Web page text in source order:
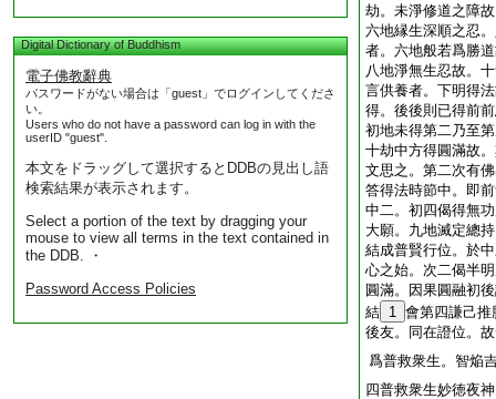
Digital Dictionary of Buddhism
電子佛教辭典
パスワードがない場合は「guest」でログインしてくださ
い。
Users who do not have a password can log in with the
userID "guest".
本文をドラッグして選択するとDDBの見出し語
検索結果が表示されます。
Select a portion of the text by dragging your
mouse to view all terms in the text contained in
the DDB. ・
Password Access Policies
劫。未淨修道之障
六地縁生深順之忍
者。六地般若爲勝
八地淨無生忍故。
言供養者。下明得
得。後後則已得前
初地未得第二乃至
十劫中方得圓滿故
文思之。第二次有
答得法時節中。即
中二。初四偈得無
大願。九地滅定總
結成普賢行位。於
心之始。次二偈半
圓滿。因果圓融初
結 1 會第四謙己推
後友。同在證位。
爲普救衆生。智焔
四普救衆生妙徳夜